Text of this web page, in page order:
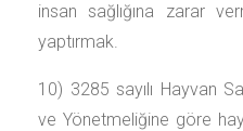
insan sağlığına zarar
yaptırmak.
10) 3285 sayılı Hayvan
ve Yönetmeliğine göre